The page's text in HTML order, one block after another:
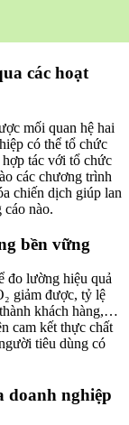
các hoạt
mối quan hệ hai
có thể tổ chức
tác với tổ chức
các chương trình
chiến dịch giúp lan
nào.
bền vững
đo lường hiệu quả
giảm được, tỷ lệ
khách hàng,…
cam kết thực chất
tiêu dùng có
doanh nghiệp